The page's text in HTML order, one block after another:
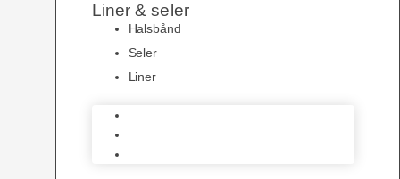
Liner & seler
Halsbånd
Seler
Liner